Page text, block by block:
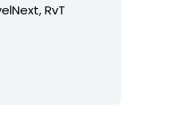
RvT